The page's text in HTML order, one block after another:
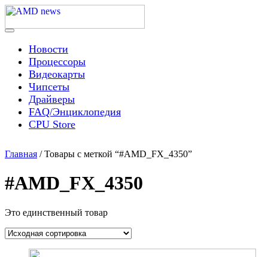
Skip
content
AMD news
Menu
Новости
Процессоры
Видеокарты
Чипсеты
Драйверы
FAQ/Энциклопедия
CPU Store
Главная / Товары с меткой “#AMD_FX_4350”
#AMD_FX_4350
Это единственный товар